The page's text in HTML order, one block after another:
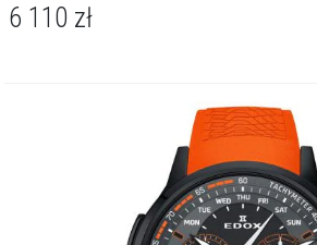
Linia Chronorally została opracowana z
kopertę, misternie wykonaną tarczę,
ponadwymiarowy przycisk sekundowy
przezroczystą pokrywę tylną w kształcie
gumowy pasek z profilem opony.
Unikalne, duże przyciski na godzinie drugiej i
użytkownikowi – nawet w rękawiczkach – na
6 110 zł